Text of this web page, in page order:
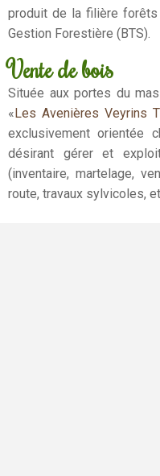
produit de la filière forêts
Gestion Forestière (BTS).
Vente de bois
Située aux portes du
«Les Avenières Veyrins
exclusivement orientée
désirant gérer et
(inventaire, martelage,
route, travaux sylvicoles,